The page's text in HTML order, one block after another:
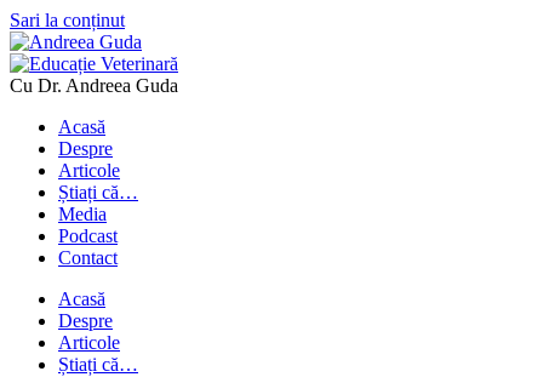
Sari la conținut
Cu Dr. Andreea Guda
Acasă
Despre
Articole
Știați că…
Media
Podcast
Contact
Acasă
Despre
Articole
Știați că…